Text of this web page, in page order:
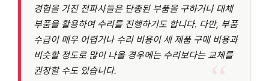
경험을 가진 전파사들은 단종된 부품을 구하거나 대체
부품을 활용하여 수리를 진행하기도 합니다. 다만, 부품
수급이 매우 어렵거나 수리 비용이 새 제품 구매 비용과
비슷할 정도로 많이 나올 경우에는 수리보다는 교체를
권장할 수도 있습니다.